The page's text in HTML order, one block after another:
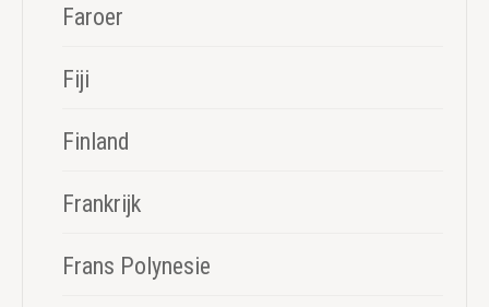
Faroer
Fiji
Finland
Frankrijk
Frans Polynesie